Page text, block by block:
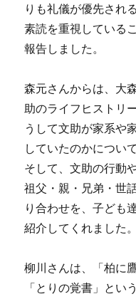
りも礼儀が優先され
素読を重視している
報告しました。
森元さんからは、大
助のライフヒストリ
うして文助が家系や
していたのかについ
そして、文助の行動
祖父・親・兄弟・世
り合わせを、子ども
紹介してくれました。
柳川さんは、「柏に
「とりの覚書」とい